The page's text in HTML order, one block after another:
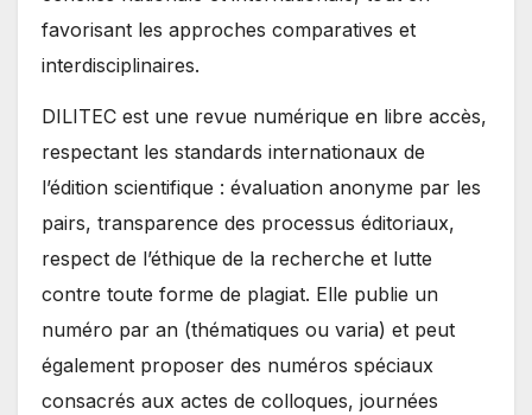
favorisant les approches comparatives et
interdisciplinaires.
DILITEC est une revue numérique en libre accès,
respectant les standards internationaux de
l’édition scientifique : évaluation anonyme par les
pairs, transparence des processus éditoriaux,
respect de l’éthique de la recherche et lutte
contre toute forme de plagiat. Elle publie un
numéro par an (thématiques ou varia) et peut
également proposer des numéros spéciaux
consacrés aux actes de colloques, journées